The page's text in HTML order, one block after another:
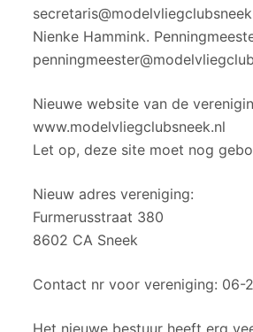
Nienke Hammink.
Nieuwe website van de
www.modelvliegclubsneek.nl
Let op, deze site moet nog
Nieuw adres vereniging:
Furmerusstraat 380
8602 CA Sneek
Contact nr voor vereniging: 06-
Het nieuwe bestuur heeft erg